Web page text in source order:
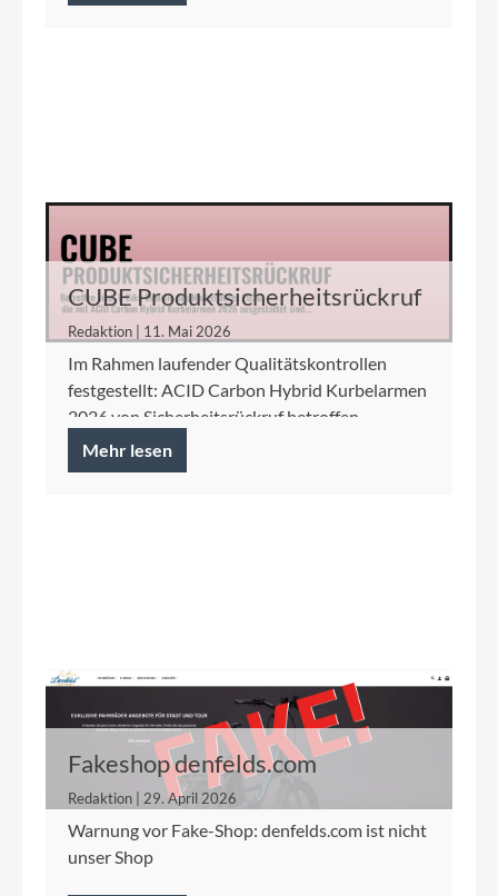
CUBE Produktsicherheitsrückruf
ACID Carbon Hybrid Kurbelarme
Redaktion | 11. Mai 2026
Im Rahmen laufender Qualitätskontrollen
festgestellt: ACID Carbon Hybrid Kurbelarmen
2026 von Sicherheitsrückruf betroffen.
Mehr lesen
Fakeshop denfelds.com
Redaktion | 29. April 2026
Warnung vor Fake-Shop: denfelds.com ist nicht
unser Shop